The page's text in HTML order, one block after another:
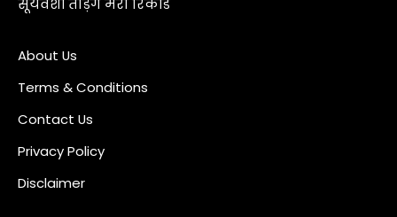
About Us
Terms & Conditions
Contact Us
Privacy Policy
Disclaimer